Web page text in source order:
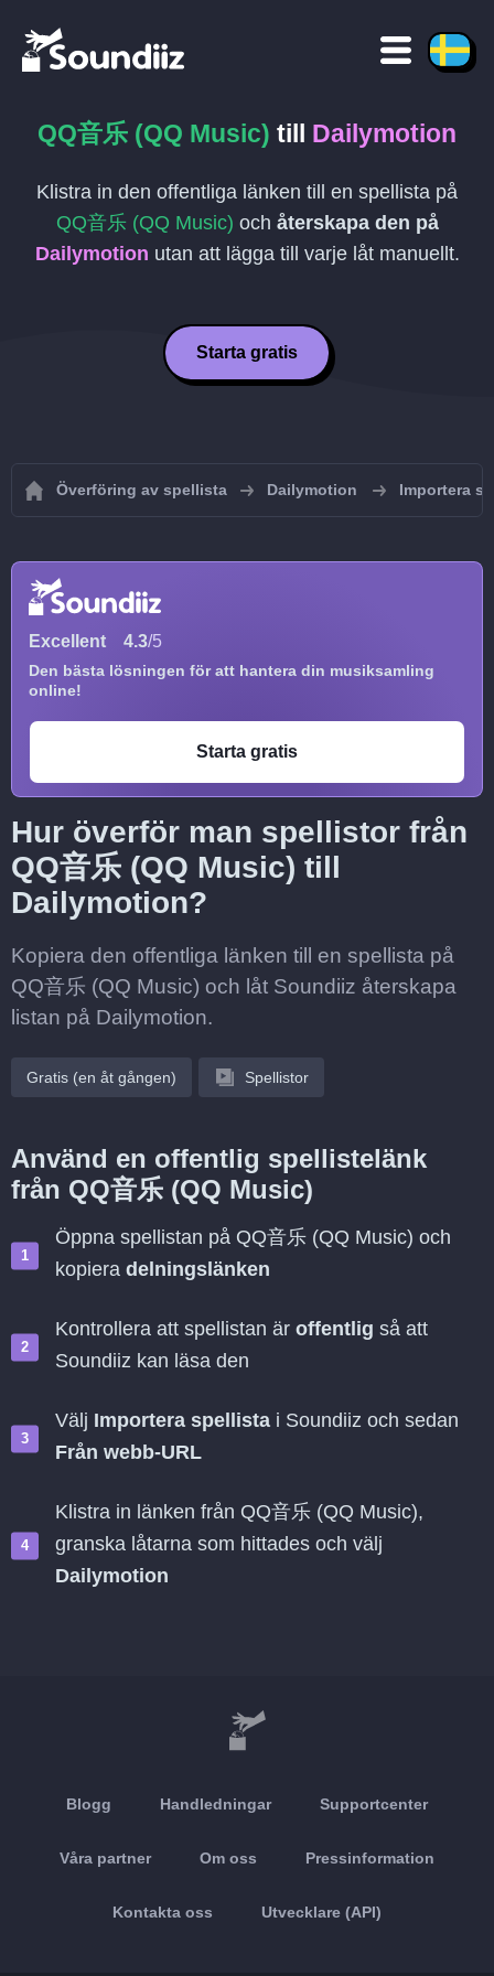
QQ音乐 (QQ Music) till Dailymotion
Klistra in den offentliga länken till en spellista på
QQ音乐 (QQ Music) och återskapa den på
Dailymotion utan att lägga till varje låt manuellt.
Starta gratis
Överföring av spellista Dailymotion Importera
Excellent 4.3/5
Den bästa lösningen för att hantera din musiksamling
online!
Starta gratis
Hur överför man spellistor från
QQ音乐 (QQ Music) till
Dailymotion?
Kopiera den offentliga länken till en spellista på
QQ音乐 (QQ Music) och låt Soundiiz återskapa
listan på Dailymotion.
Gratis (en åt gången) Spellistor
Använd en offentlig spellistelänk
från QQ音乐 (QQ Music)
Öppna spellistan på QQ音乐 (QQ Music) och
kopiera delningslänken
Kontrollera att spellistan är offentlig så att
Soundiiz kan läsa den
Välj Importera spellista i Soundiiz och sedan
Från webb-URL
Klistra in länken från QQ音乐 (QQ Music),
granska låtarna som hittades och välj
Dailymotion
Blogg Handledningar Supportcenter
Våra partner Om oss Pressinformation
Kontakta oss Utvecklare (API)